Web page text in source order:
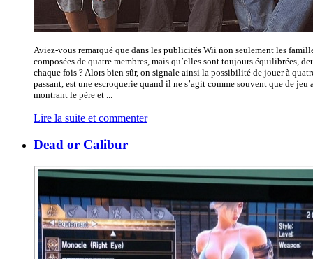
Aviez-vous remarqué que dans les publicités Wii non seulement les
composées de quatre membres, mais qu’elles sont toujours équilibrées,
chaque fois ? Alors bien sûr, on signale ainsi la possibilité de jouer à
passant, est une escroquerie quand il ne s’agit comme souvent que de
montrant le père et ...
Lire la suite et commenter
Dead or Calibur